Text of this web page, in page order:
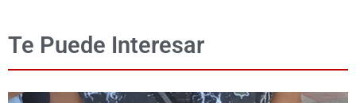
Te Puede Interesar